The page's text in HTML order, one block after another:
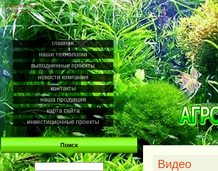
Воскресенье
09.08.2026
13:40
главная
наши технологии
выполненные проекты
новости компании
контакты
наша продукция
карта сайта
инвестиционные проекты
Поиск
Видео